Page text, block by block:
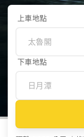
上車地點
下車地點